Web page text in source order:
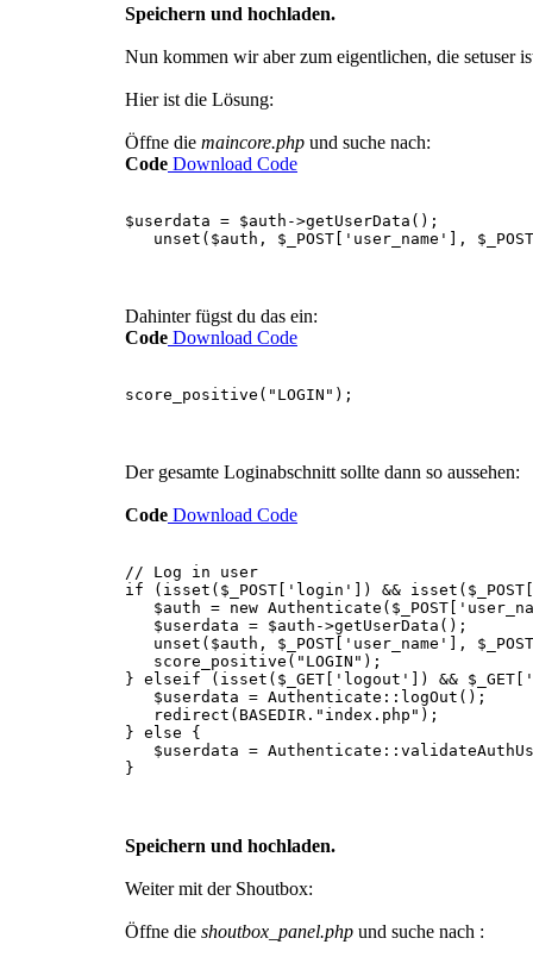
Speichern und hochladen.
Nun kommen wir aber zum eigentlichen, die setuser
Hier ist die Lösung:
Öffne die maincore.php und suche nach:
Code Download Code
$userdata = $auth->getUserData();
unset($auth, $_POST['user_name'],
Dahinter fügst du das ein:
Code Download Code
score_positive("LOGIN");
Der gesamte Loginabschnitt sollte dann so aussehen:
Code Download Code
// Log in user
if (isset($_POST['login']) &&
$auth = new
$userdata = $auth->getUserData();
unset($auth, $_POST['user_name'],
score_positive("LOGIN");
} elseif (isset($_GET['logout']) &&
$userdata = Authenticate::logOut();
redirect(BASEDIR."index.php");
} else {
$userdata =
}
Speichern und hochladen.
Weiter mit der Shoutbox:
Öffne die shoutbox_panel.php und suche nach :